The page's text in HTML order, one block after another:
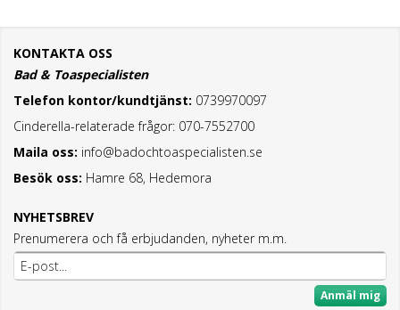
KONTAKTA OSS
Bad & Toaspecialisten
Telefon kontor/kundtjänst: 0739970097
Cinderella-relaterade frågor: 070-7552700
Maila oss: info@badochtoaspecialisten.se
Besök oss: Hamre 68, Hedemora
NYHETSBREV
Prenumerera och få erbjudanden, nyheter m.m.
Anmäl mig